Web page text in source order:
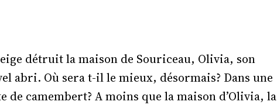
détruit la maison de Souriceau, Olivia, son
abri. Où sera t-il le mieux, désormais? Dans une
de camembert? A moins que la maison d’Olivia, la